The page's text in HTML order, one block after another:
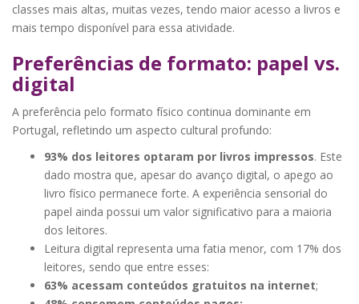
classes mais altas, muitas vezes, tendo maior acesso a livros e
mais tempo disponível para essa atividade.
Preferências de formato: papel vs.
digital
A preferência pelo formato físico continua dominante em
Portugal, refletindo um aspecto cultural profundo:
93% dos leitores optaram por livros impressos. Este
dado mostra que, apesar do avanço digital, o apego ao
livro físico permanece forte. A experiência sensorial do
papel ainda possui um valor significativo para a maioria
dos leitores.
Leitura digital representa uma fatia menor, com 17% dos
leitores, sendo que entre esses:
63% acessam conteúdos gratuitos na internet;